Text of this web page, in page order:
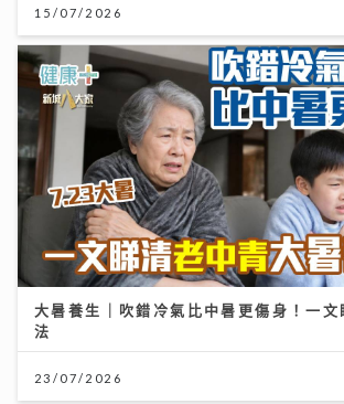
15/07/2026
大暑養生｜吹錯冷氣比中暑更傷身！一文
法
23/07/2026